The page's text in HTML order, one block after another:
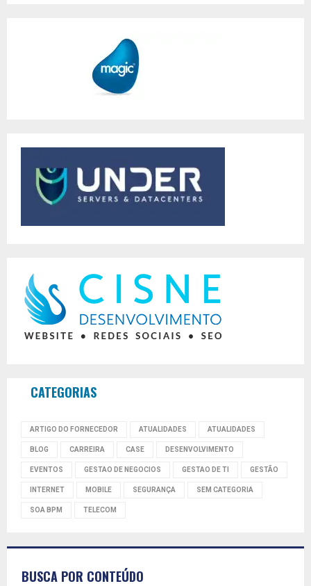
CATEGORIAS
ARTIGO DO FORNECEDOR ATUALIDADES ATUALIDADES
BLOG CARREIRA CASE DESENVOLVIMENTO
EVENTOS GESTAO DE NEGOCIOS GESTAO DE TI GESTÃO
INTERNET MOBILE SEGURANÇA SEM CATEGORIA
SOA BPM TELECOM
BUSCA POR CONTEÚDO